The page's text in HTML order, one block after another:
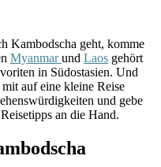
Kambodscha geht, komme
Myanmarund Laos gehört
in Südostasien. Und
auf eine kleine Reise
und gebe
an die Hand.